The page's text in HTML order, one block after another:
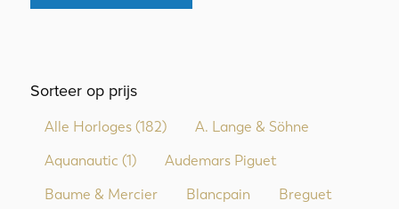
Sorteer op prijs
Alle Horloges (182) A. Lange & Söhne
Aquanautic (1) Audemars Piguet
Baume & Mercier Blancpain Breguet